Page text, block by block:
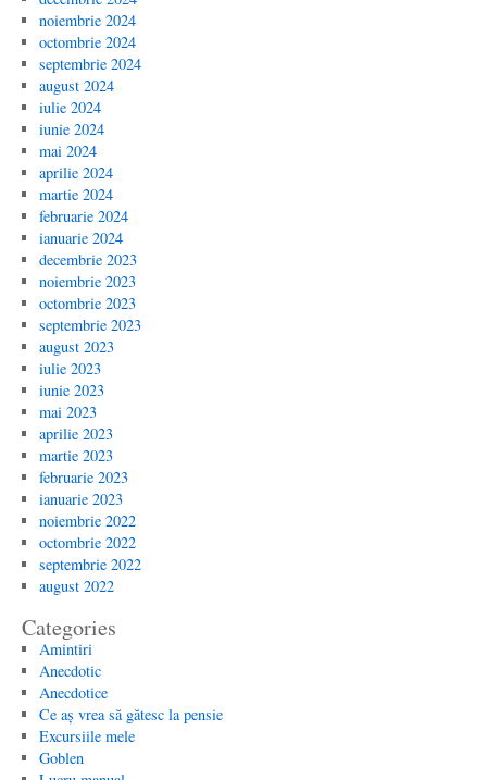
noiembrie 2024
octombrie 2024
septembrie 2024
august 2024
iulie 2024
iunie 2024
mai 2024
aprilie 2024
martie 2024
februarie 2024
ianuarie 2024
decembrie 2023
noiembrie 2023
octombrie 2023
septembrie 2023
august 2023
iulie 2023
iunie 2023
mai 2023
aprilie 2023
martie 2023
februarie 2023
ianuarie 2023
noiembrie 2022
octombrie 2022
septembrie 2022
august 2022
Categories
Amintiri
Anecdotic
Anecdotice
Ce aș vrea să gătesc la pensie
Excursiile mele
Goblen